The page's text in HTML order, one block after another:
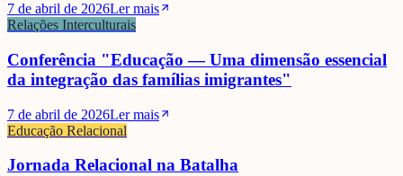
7 de abril de 2026Ler mais
Relações Interculturais
Conferência "Educação — Uma dimensão essencial
da integração das famílias imigrantes"
7 de abril de 2026Ler mais
Educação Relacional
Jornada Relacional na Batalha